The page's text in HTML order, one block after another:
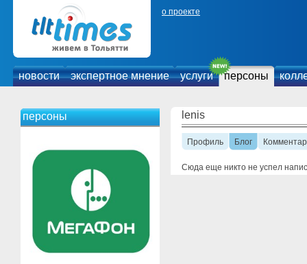
о проекте
новости экспертное мнение услуги персоны
персоны lenis
Профиль Блог
Сюда еще никто не успел